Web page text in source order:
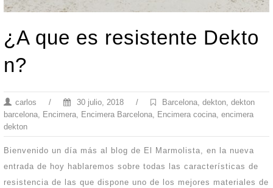
¿A que es resistente Dekto
n?
carlos / 30 julio, 2018 / Barcelona, dekton, dekton
barcelona, Encimera, Encimera Barcelona, Encimera cocina, encimera
dekton
Bienvenido un día más al blog de El Marmolista, en la nueva
entrada de hoy hablaremos sobre todas las características de
resistencia de las que dispone uno de los mejores materiales de